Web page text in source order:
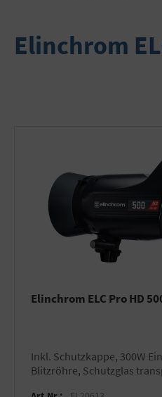
Elinchrom
Elinchrom ELC Pro HD
inkl. Schutzkappe, 300W Einstelllicht,
Blitzröhre, Schutzglas